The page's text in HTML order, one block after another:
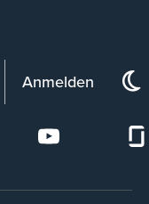
Anmelden